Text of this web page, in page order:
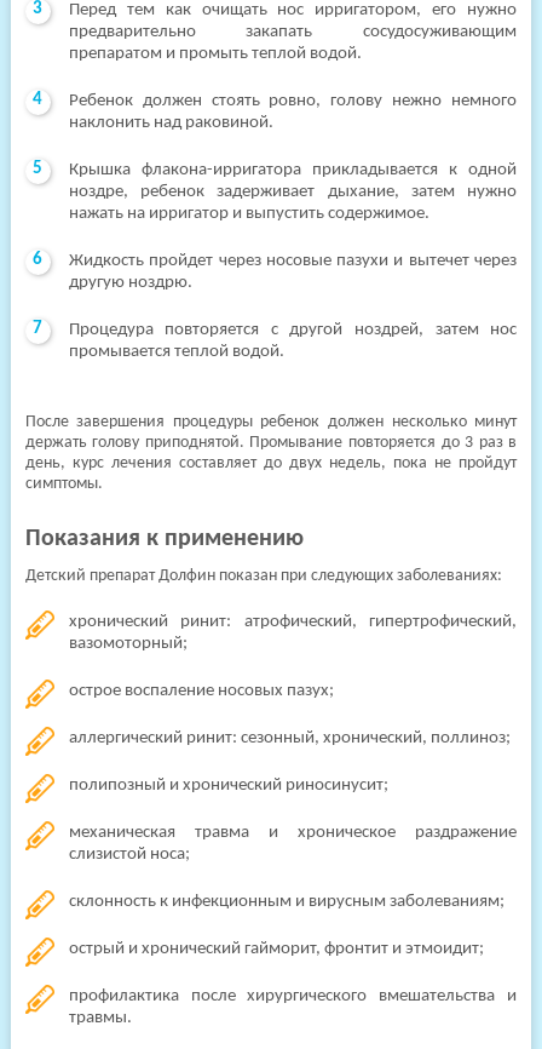
Перед тем как очищать нос ирригатором, его нужно
предварительно закапать сосудосуживающим
препаратом и промыть теплой водой.
Ребенок должен стоять ровно, голову нежно немного
наклонить над раковиной.
Крышка флакона-ирригатора прикладывается к одной
ноздре, ребенок задерживает дыхание, затем нужно
нажать на ирригатор и выпустить содержимое.
Жидкость пройдет через носовые пазухи и вытечет через
другую ноздрю.
Процедура повторяется с другой ноздрей, затем нос
промывается теплой водой.
После завершения процедуры ребенок должен несколько минут
держать голову приподнятой. Промывание повторяется до 3 раз в
день, курс лечения составляет до двух недель, пока не пройдут
симптомы.
Показания к применению
Детский препарат Долфин показан при следующих заболеваниях:
хронический ринит: атрофический, гипертрофический,
вазомоторный;
острое воспаление носовых пазух;
аллергический ринит: сезонный, хронический, поллиноз;
полипозный и хронический риносинусит;
механическая травма и хроническое раздражение
слизистой носа;
склонность к инфекционным и вирусным заболеваниям;
острый и хронический гайморит, фронтит и этмоидит;
профилактика после хирургического вмешательства и
травмы.